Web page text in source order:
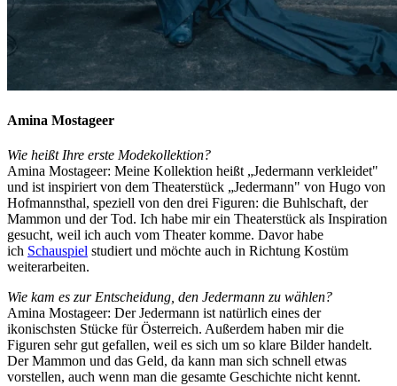
Amina Mostageer
Wie heißt Ihre erste Modekollektion?
Amina Mostageer: Meine Kollektion heißt „Jedermann verkleidet"
und ist inspiriert von dem Theaterstück „Jedermann" von Hugo von
Hofmannsthal, speziell von den drei Figuren: die Buhlschaft, der
Mammon und der Tod. Ich habe mir ein Theaterstück als Inspiration
gesucht, weil ich auch vom Theater komme. Davor habe
ich Schauspiel studiert und möchte auch in Richtung Kostüm
weiterarbeiten.
Wie kam es zur Entscheidung, den Jedermann zu wählen?
Amina Mostageer: Der Jedermann ist natürlich eines der
ikonischsten Stücke für Österreich. Außerdem haben mir die
Figuren sehr gut gefallen, weil es sich um so klare Bilder handelt.
Der Mammon und das Geld, da kann man sich schnell etwas
vorstellen, auch wenn man die gesamte Geschichte nicht kennt.